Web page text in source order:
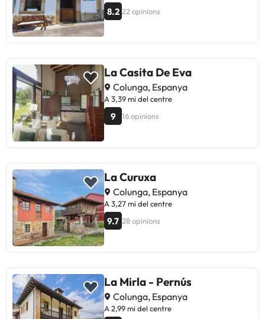
8.2 22 opinions
La Casita De Eva
Colunga, Espanya
A 3,39 mi del centre
9 16 opinions
La Curuxa
Colunga, Espanya
A 3,27 mi del centre
9.7 28 opinions
La Mirla - Pernús
Colunga, Espanya
A 2,99 mi del centre